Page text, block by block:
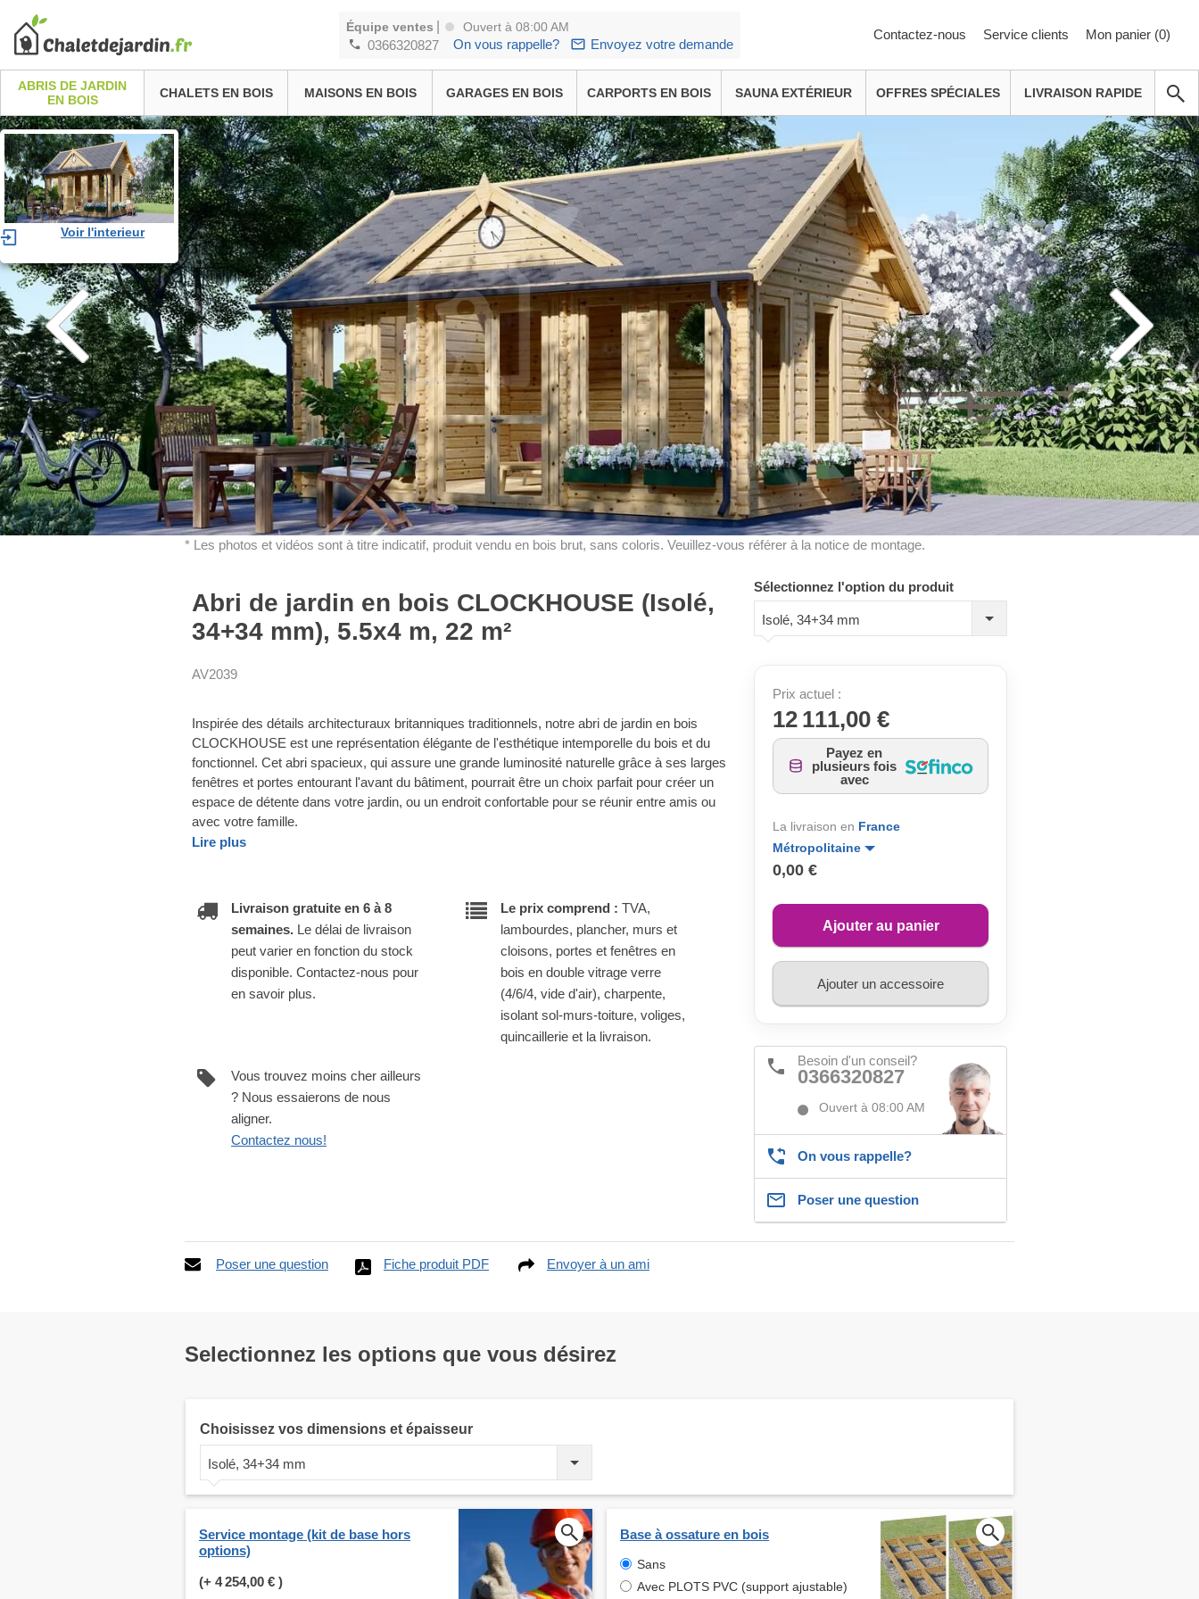
Équipe ventes Ouvert à 08:00 AM
0366320827 On vous rappelle? Envoyez votre demande
Contactez-nous Service clients Mon panier (0)
ABRIS DE JARDIN
EN BOIS
CHALETS EN BOIS MAISONS EN BOIS GARAGES EN BOIS CARPORTS EN BOIS SAUNA EXTÉRIEUR OFFRES SPÉCIALES LIVRAISON RAPIDE
Voir l'interieur
* Les photos et vidéos sont à titre indicatif, produit vendu en bois brut, sans coloris. Veuillez-vous référer à la notice de montage.
Abri de jardin en bois CLOCKHOUSE (Isolé,
34+34 mm), 5.5x4 m, 22 m²
AV2039
Inspirée des détails architecturaux britanniques traditionnels, notre abri de jardin en bois
CLOCKHOUSE est une représentation élégante de l'esthétique intemporelle du bois et du
fonctionnel. Cet abri spacieux, qui assure une grande luminosité naturelle grâce à ses larges
fenêtres et portes entourant l'avant du bâtiment, pourrait être un choix parfait pour créer un
espace de détente dans votre jardin, ou un endroit confortable pour se réunir entre amis ou
avec votre famille.
Lire plus
Livraison gratuite en 6 à 8
semaines. Le délai de livraison
peut varier en fonction du stock
disponible. Contactez-nous pour
en savoir plus.
Le prix comprend : TVA,
lambourdes, plancher, murs et
cloisons, portes et fenêtres en
bois en double vitrage verre
(4/6/4, vide d'air), charpente,
isolant sol-murs-toiture, voliges,
quincaillerie et la livraison.
Vous trouvez moins cher ailleurs
? Nous essaierons de nous
aligner.
Contactez nous!
Sélectionnez l'option du produit
Isolé, 34+34 mm
Prix actuel :
12 111,00 €
Payez en
plusieurs fois
avec
La livraison en France
Métropolitaine
0,00 €
Ajouter au panier
Ajouter un accessoire
Besoin d'un conseil?
0366320827
Ouvert à 08:00 AM
On vous rappelle?
Poser une question
Poser une question Fiche produit PDF Envoyer à un ami
Selectionnez les options que vous désirez
Choisissez vos dimensions et épaisseur
Isolé, 34+34 mm
Service montage (kit de base hors
options)
(+ 4 254,00 € )
Base à ossature en bois
Sans
Avec PLOTS PVC (support ajustable)